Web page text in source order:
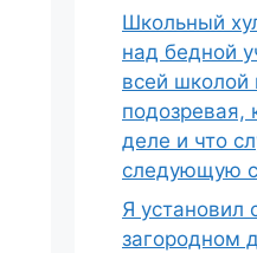
Школьный
над бедной
всей школой
подозревая,
деле и что
следующую
Я установил
загородном